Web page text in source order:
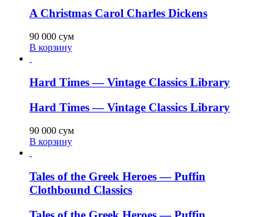
A Christmas Carol Charles Dickens
90 000 сум
В корзину
Hard Times — Vintage Classics Library
Hard Times — Vintage Classics Library
90 000 сум
В корзину
Tales of the Greek Heroes — Puffin
Clothbound Classics